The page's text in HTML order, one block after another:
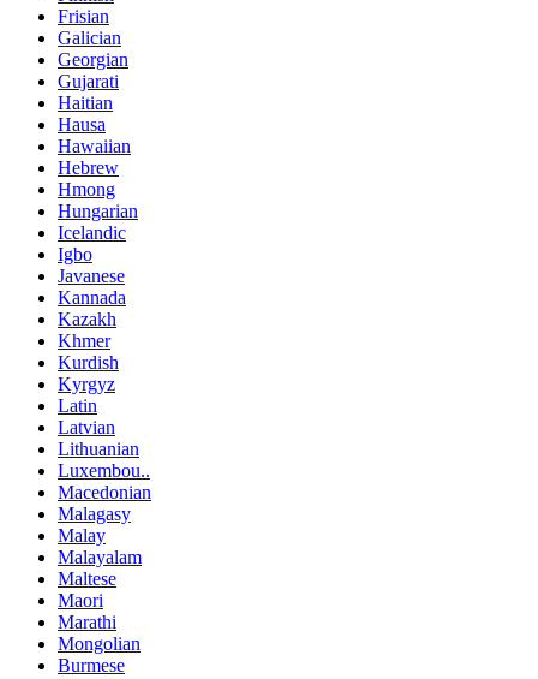
Frisian
Galician
Georgian
Gujarati
Haitian
Hausa
Hawaiian
Hebrew
Hmong
Hungarian
Icelandic
Igbo
Javanese
Kannada
Kazakh
Khmer
Kurdish
Kyrgyz
Latin
Latvian
Lithuanian
Luxembou..
Macedonian
Malagasy
Malay
Malayalam
Maltese
Maori
Marathi
Mongolian
Burmese